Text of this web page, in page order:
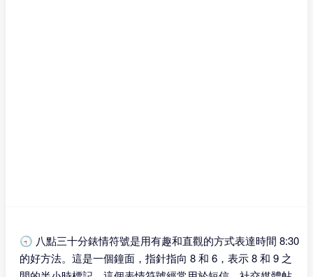
🕣 八點三十分錶情符號是用有趣和直觀的方式表達時間 8:30
的好方法。這是一個鐘面，指針指向 8 和 6，表示 8 和 9 之